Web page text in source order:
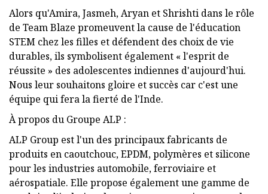
Alors qu'Amira, Jasmeh, Aryan et Shrishti dans le rôle
de Team Blaze promeuvent la cause de l'éducation
STEM chez les filles et défendent des choix de vie
durables, ils symbolisent également « l'esprit de
réussite » des adolescentes indiennes d'aujourd'hui.
Nous leur souhaitons gloire et succès car c'est une
équipe qui fera la fierté de l'Inde.
À propos du Groupe ALP :
ALP Group est l'un des principaux fabricants de
produits en caoutchouc, EPDM, polymères et silicone
pour les industries automobile, ferroviaire et
aérospatiale. Elle propose également une gamme de